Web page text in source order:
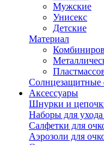
Мужские
Унисекс
Детские
Материал
Солнцезащитные
Аксессуары
Шнурки и
Наборы для ухода
Салфетки для
Аэрозоли для